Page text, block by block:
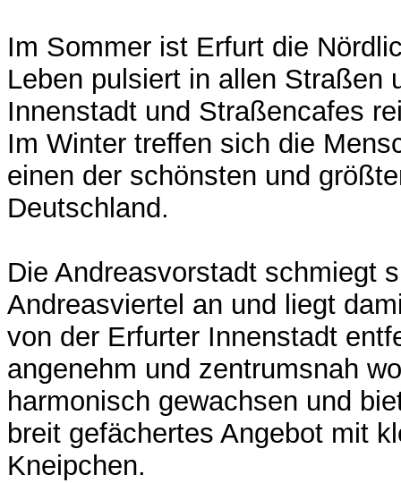
Im Sommer ist Erfurt die
Leben pulsiert in allen Straßen
Innenstadt und Straßencafes
Im Winter treffen sich die
einen der schönsten und
Deutschland.
Die Andreasvorstadt schmiegt
Andreasviertel an und liegt
von der Erfurter Innenstadt
angenehm und zentrumsnah
harmonisch gewachsen und
breit gefächertes Angebot mit
Kneipchen.